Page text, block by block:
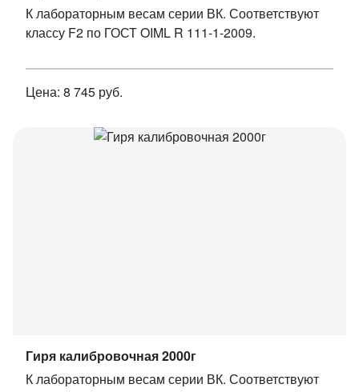
К лабораторным весам серии ВК. Соответствуют
классу F2 по ГОСТ OIML R 111-1-2009.
Цена: 8 745 руб.
Гиря калибровочная 2000г
К лабораторным весам серии ВК. Соответствуют